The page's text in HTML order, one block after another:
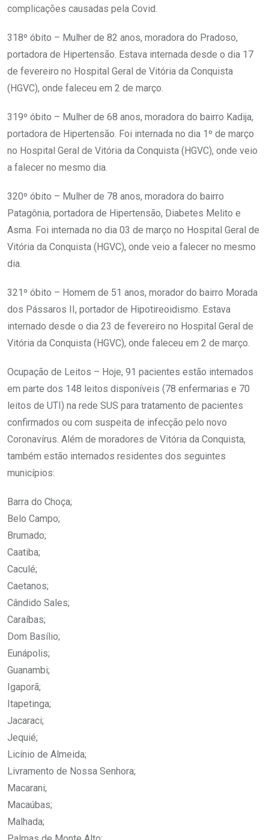
complicações causadas pela Covid.
318º óbito – Mulher de 82 anos, moradora do Pradoso,
portadora de Hipertensão. Estava internada desde o dia 17
de fevereiro no Hospital Geral de Vitória da Conquista
(HGVC), onde faleceu em 2 de março.
319º óbito – Mulher de 68 anos, moradora do bairro Kadija,
portadora de Hipertensão. Foi internada no dia 1º de março
no Hospital Geral de Vitória da Conquista (HGVC), onde veio
a falecer no mesmo dia.
320º óbito – Mulher de 78 anos, moradora do bairro
Patagônia, portadora de Hipertensão, Diabetes Melito e
Asma. Foi internada no dia 03 de março no Hospital Geral de
Vitória da Conquista (HGVC), onde veio a falecer no mesmo
dia.
321º óbito – Homem de 51 anos, morador do bairro Morada
dos Pássaros II, portador de Hipotireoidismo. Estava
internado desde o dia 23 de fevereiro no Hospital Geral de
Vitória da Conquista (HGVC), onde faleceu em 2 de março.
Ocupação de Leitos – Hoje, 91 pacientes estão internados
em parte dos 148 leitos disponíveis (78 enfermarias e 70
leitos de UTI) na rede SUS para tratamento de pacientes
confirmados ou com suspeita de infecção pelo novo
Coronavírus. Além de moradores de Vitória da Conquista,
também estão internados residentes dos seguintes
municípios:
Barra do Choça;
Belo Campo;
Brumado;
Caatiba;
Caculé;
Caetanos;
Cândido Sales;
Caraíbas;
Dom Basílio;
Eunápolis;
Guanambi;
Igaporã;
Itapetinga;
Jacaraci;
Jequié;
Licínio de Almeida;
Livramento de Nossa Senhora;
Macarani;
Macaúbas;
Malhada;